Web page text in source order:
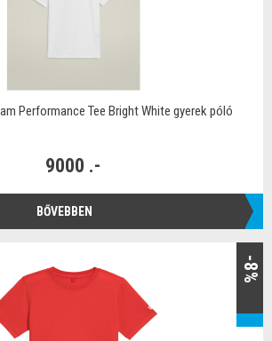
Performance Tee Bright White gyerek póló
9000 .-
BŐVEBBEN
-8%